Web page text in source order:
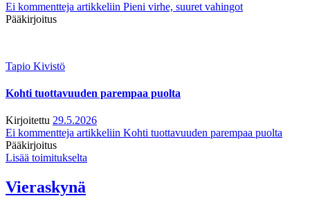
Ei kommentteja artikkeliin Pieni virhe, suuret vahingot
Pääkirjoitus
Tapio Kivistö
Kohti tuottavuuden parempaa puolta
Kirjoitettu 29.5.2026
Ei kommentteja artikkeliin Kohti tuottavuuden parempaa puolta
Pääkirjoitus
Lisää toimitukselta
Vieraskynä